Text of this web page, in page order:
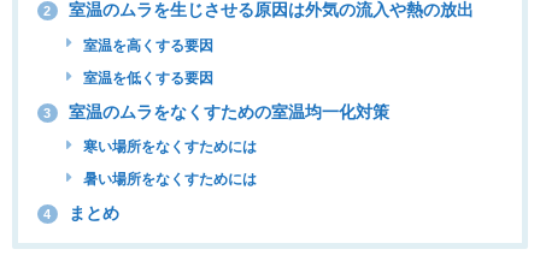
2 室温のムラを生じさせる原因は外気の流入や熱の放出
室温を高くする要因
室温を低くする要因
3 室温のムラをなくすための室温均一化対策
寒い場所をなくすためには
暑い場所をなくすためには
4 まとめ